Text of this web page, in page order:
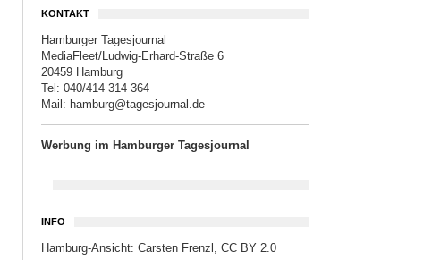
KONTAKT
Hamburger Tagesjournal
MediaFleet/Ludwig-Erhard-Straße 6
20459 Hamburg
Tel: 040/414 314 364
Mail: hamburg@tagesjournal.de
Werbung im Hamburger Tagesjournal
INFO
Hamburg-Ansicht: Carsten Frenzl , CC BY 2.0